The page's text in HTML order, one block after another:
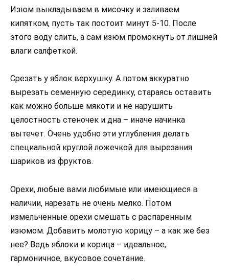
Изюм выкладываем в мисочку и заливаем
кипятком, пусть так постоит минут 5-10. После
этого воду слить, а сам изюм промокнуть от лишней
влаги салфеткой.
Срезать у яблок верхушку. А потом аккуратно
вырезать семенную серединку, стараясь оставить
как можно больше мякоти и не нарушить
целостность стеночек и дна – иначе начинка
вытечет. Очень удобно эти углубления делать
специальной круглой ложечкой для вырезания
шариков из фруктов.
Орехи, любые вами любимые или имеющиеся в
наличии, нарезать не очень мелко. Потом
измельченные орехи смешать с распаренным
изюмом. Добавить молотую корицу – а как же без
нее? Ведь яблоки и корица – идеальное,
гармоничное, вкусовое сочетание.